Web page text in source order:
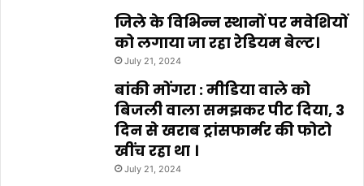
जिले के विभिन्न स्थानों पर मवेशियों
को लगाया जा रहा रेडियम बेल्ट।
July 21, 2024
बांकी मोंगरा : मीडिया वाले को
बिजली वाला समझकर पीट दिया, 3
दिन से खराब ट्रांसफार्मर की फोटो
खींच रहा था ।
July 21, 2024